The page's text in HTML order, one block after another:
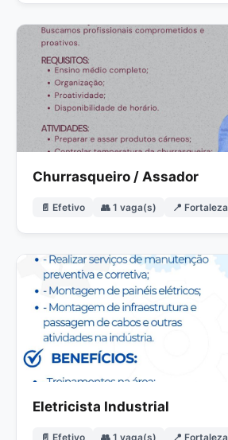
Churrasqueiro / Assador
📄 Efetivo 👥 1 vaga(s) 📍 Fortaleza
Eletricista Industrial
📄 Efetivo 👥 1 vaga(s) 📍 Fortaleza